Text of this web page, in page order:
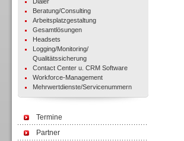
Beratung/Consulting
Arbeitsplatzgestaltung
Gesamtlösungen
Headsets
Logging/Monitoring/
Qualitätssicherung
Contact Center u. CRM Software
Workforce-Management
Mehrwertdienste/Servicenummern
Termine
Partner